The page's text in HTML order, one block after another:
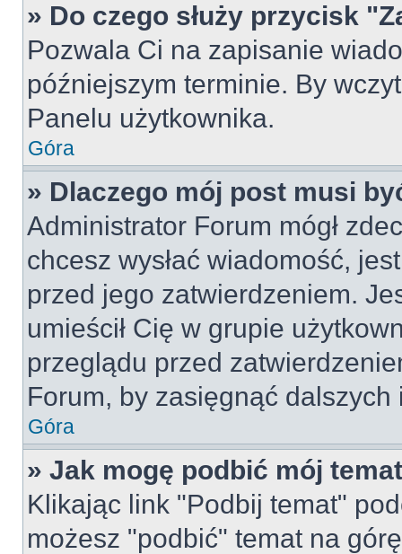
» Do czego służy przycisk
Pozwala Ci na zapisanie
późniejszym terminie. By
Panelu użytkownika.
Góra
» Dlaczego mój post musi
Administrator Forum mógł
chcesz wysłać wiadomość,
przed jego zatwierdzeniem.
umieścił Cię w grupie
przeglądu przed
Forum, by zasięgnąć dalszych
Góra
» Jak mogę podbić mój
Klikając link "Podbij temat"
możesz "podbić" temat na